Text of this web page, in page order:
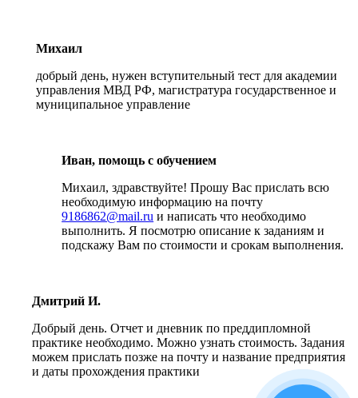
Михаил
добрый день, нужен вступительный тест для академии
управления МВД РФ, магистратура государственное и
муниципальное управление
Иван, помощь с обучением
Михаил, здравствуйте! Прошу Вас прислать всю
необходимую информацию на почту
9186862@mail.ru и написать что необходимо
выполнить. Я посмотрю описание к заданиям и
подскажу Вам по стоимости и срокам выполнения.
Дмитрий И.
Добрый день. Отчет и дневник по преддипломной
практике необходимо. Можно узнать стоимость. Задания
можем прислать позже на почту и название предприятия
и даты прохождения практики